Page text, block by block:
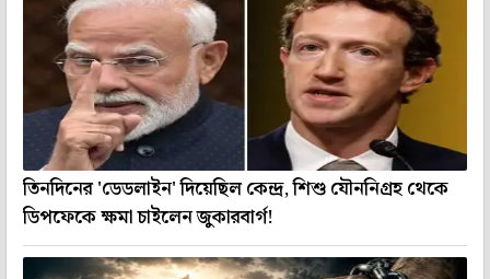
তিনদিনের 'ডেডলাইন' দিয়েছিল কেন্দ্র, শিশু যৌননিগ্রহ থেকে
ডিপফেকে ক্ষমা চাইলেন জুকারবার্গ!